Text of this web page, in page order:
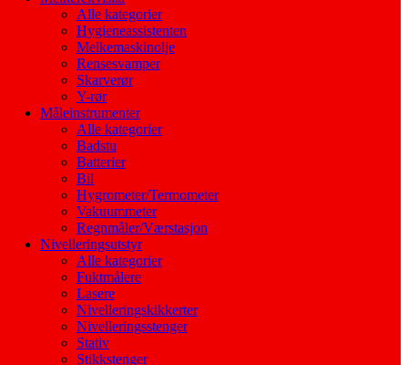
Alle kategorier
Hygieneassistenten
Melkemaskinolje
Rensesvamper
Skarverør
Y-rør
Måleinstrumenter
Alle kategorier
Badstu
Batterier
Bil
Hygrometer/Termometer
Vakuummeter
Regnmåler/Værstasjon
Nivelleringsutstyr
Alle kategorier
Fuktmålere
Lasere
Nivelleringskikkerter
Nivelleringsstenger
Stativ
Stikkstenger